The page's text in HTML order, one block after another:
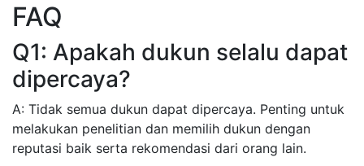
FAQ
Q1: Apakah dukun selalu dapat
dipercaya?
A: Tidak semua dukun dapat dipercaya. Penting untuk
melakukan penelitian dan memilih dukun dengan
reputasi baik serta rekomendasi dari orang lain.